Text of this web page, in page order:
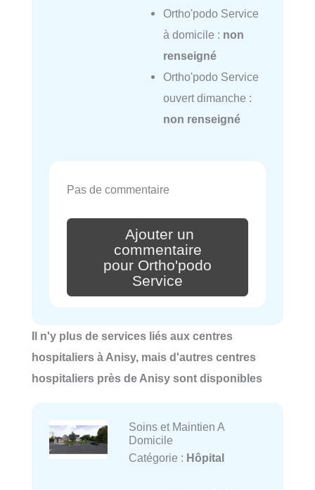
Ortho'podo Service
à domicile : non
renseigné
Ortho'podo Service
ouvert dimanche :
non renseigné
Pas de commentaire
Ajouter un
commentaire
pour Ortho'podo
Service
Il n'y plus de services liés aux centres
hospitaliers à Anisy, mais d'autres centres
hospitaliers près de Anisy sont disponibles
Soins et Maintien A
Domicile
Catégorie : Hôpital